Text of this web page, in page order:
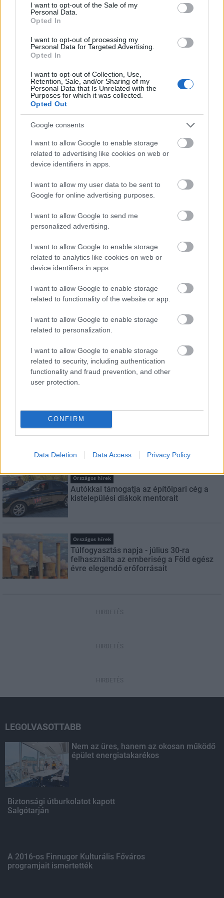
consent section.
I want to opt-out of the Sale of my
Personal Data.
Opted In
I want to opt-out of processing my
Personal Data for Targeted Advertising.
Opted In
I want to opt-out of Collection, Use,
Retention, Sale, and/or Sharing of my
Personal Data that Is Unrelated with the
Purposes for which it was collected.
Opted Out
Google consents
I want to allow Google to enable storage
related to advertising like cookies on web or
device identifiers in apps.
I want to allow my user data to be sent to
Google for online advertising purposes.
I want to allow Google to send me
personalized advertising.
I want to allow Google to enable storage
related to analytics like cookies on web or
device identifiers in apps.
I want to allow Google to enable storage
related to functionality of the website or app.
I want to allow Google to enable storage
related to personalization.
I want to allow Google to enable storage
related to security, including authentication
functionality and fraud prevention, and other
user protection.
CONFIRM
Data Deletion Data Access Privacy Policy
Nem az üres, hanem az okosan működő
épület energiatakarékos
Újragondolják Lipótváros rejtett, zöld
parkját
Történelmi táj, amelynek minden köve
mesél – megújul a tatai Angolkert
HÍRLEVÉL
E-mail cím
Feliratkozom a hírlevélre és elfogadom az
adatvédelmi
szabályzatot!
FELIRATKOZÁS
Országos hírek
Nem az üres, hanem az okosan működő
épület energiatakarékos
Országos hírek
Autókkal támogatja az építőipari cég a
kistelepülési diákok mentorait
Országos hírek
Túlfogyasztás napja - július 30-ra
felhasználta az emberiség a Föld egész
évre elegendő erőforrásait
HIRDETÉS
HIRDETÉS
HIRDETÉS
LEGOLVASOTTABB
Nem az üres, hanem az okosan működő
épület energiatakarékos
Biztonsági útburkolatot kapott
Salgótarján
A 2016-os Finnugor Kulturális Főváros
programjait ismertették